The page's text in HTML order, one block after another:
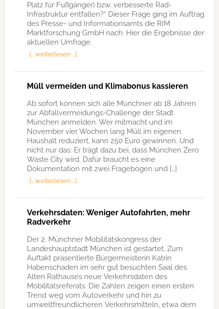
Platz für Fußgänger) bzw. verbesserte Rad-
Infrastruktur entfallen?“ Dieser Frage ging im Auftrag
des Presse- und Informationsamts die RIM
Marktforschung GmbH nach. Hier die Ergebnisse der
aktuellen Umfrage.
[… weiterlesen …]
Müll vermeiden und Klimabonus kassieren
Ab sofort können sich alle Münchner ab 18 Jahren
zur Abfallvermeidungs-Challenge der Stadt
München anmelden. Wer mitmacht und im
November vier Wochen lang Müll im eigenen
Haushalt reduziert, kann 250 Euro gewinnen. Und
nicht nur das: Er trägt dazu bei, dass München Zero
Waste City wird. Dafür braucht es eine
Dokumentation mit zwei Fragebögen und […]
[… weiterlesen …]
Verkehrsdaten: Weniger Autofahrten, mehr
Radverkehr
Der 2. Münchner Mobilitätskongress der
Landeshauptstadt München ist gestartet. Zum
Auftakt präsentierte Bürgermeisterin Katrin
Habenschaden im sehr gut besuchten Saal des
Alten Rathauses neue Verkehrsdaten des
Mobilitätsreferats. Die Zahlen zeigen einen ersten
Trend weg vom Autoverkehr und hin zu
umweltfreundlicheren Verkehrsmitteln, etwa dem